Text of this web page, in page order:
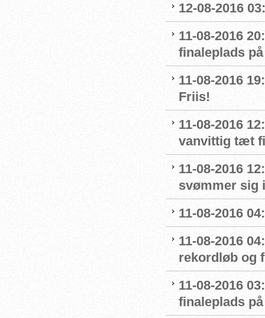
12-08-2016
11-08-2016
finaleplads
11-08-2016
Friis!
11-08-2016
vanvittig tæt
11-08-2016
svømmer sig
11-08-2016
11-08-2016
rekordløb og
11-08-2016
finaleplads